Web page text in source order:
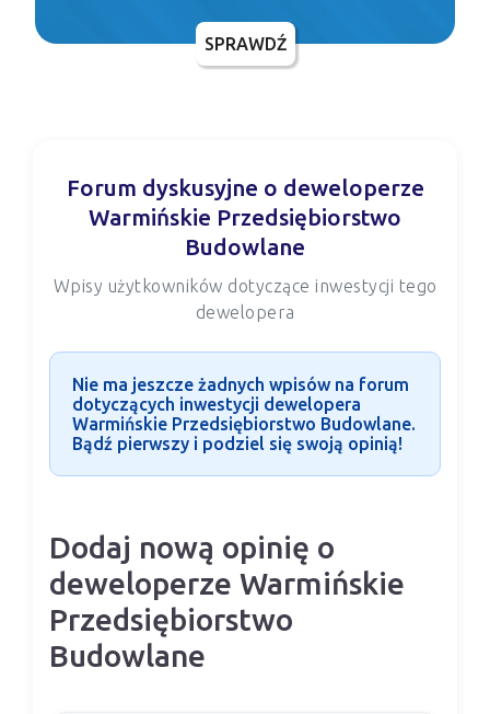
SPRAWDŹ
Forum dyskusyjne o deweloperze
Warmińskie Przedsiębiorstwo
Budowlane
Wpisy użytkowników dotyczące inwestycji tego
dewelopera
Nie ma jeszcze żadnych wpisów na forum
dotyczących inwestycji dewelopera
Warmińskie Przedsiębiorstwo Budowlane.
Bądź pierwszy i podziel się swoją opinią!
Dodaj nową opinię o
deweloperze Warmińskie
Przedsiębiorstwo
Budowlane